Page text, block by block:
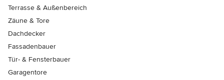
Terrasse & Außenbereich
Zäune & Tore
Dachdecker
Fassadenbauer
Tür- & Fensterbauer
Garagentore